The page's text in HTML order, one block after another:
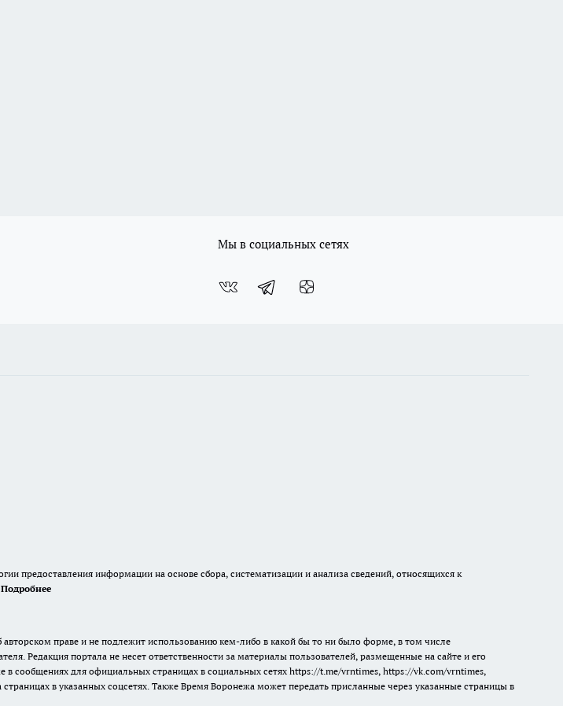
Мы в социальных сетях
предоставления информации на основе сбора, систематизации и анализа сведений, относящихся к
Подробнее
праве и не подлежит использованию кем-либо в какой бы то ни было форме, в том числе
Редакция портала не несет ответственности за материалы пользователей, размещенные на сайте и его
сообщениях для официальных страницах в социальных сетях https://t.me/vrntimes, https://vk.com/vrntimes,
в указанных соцсетях. Также Время Воронежа может передать присланные через указанные страницы в